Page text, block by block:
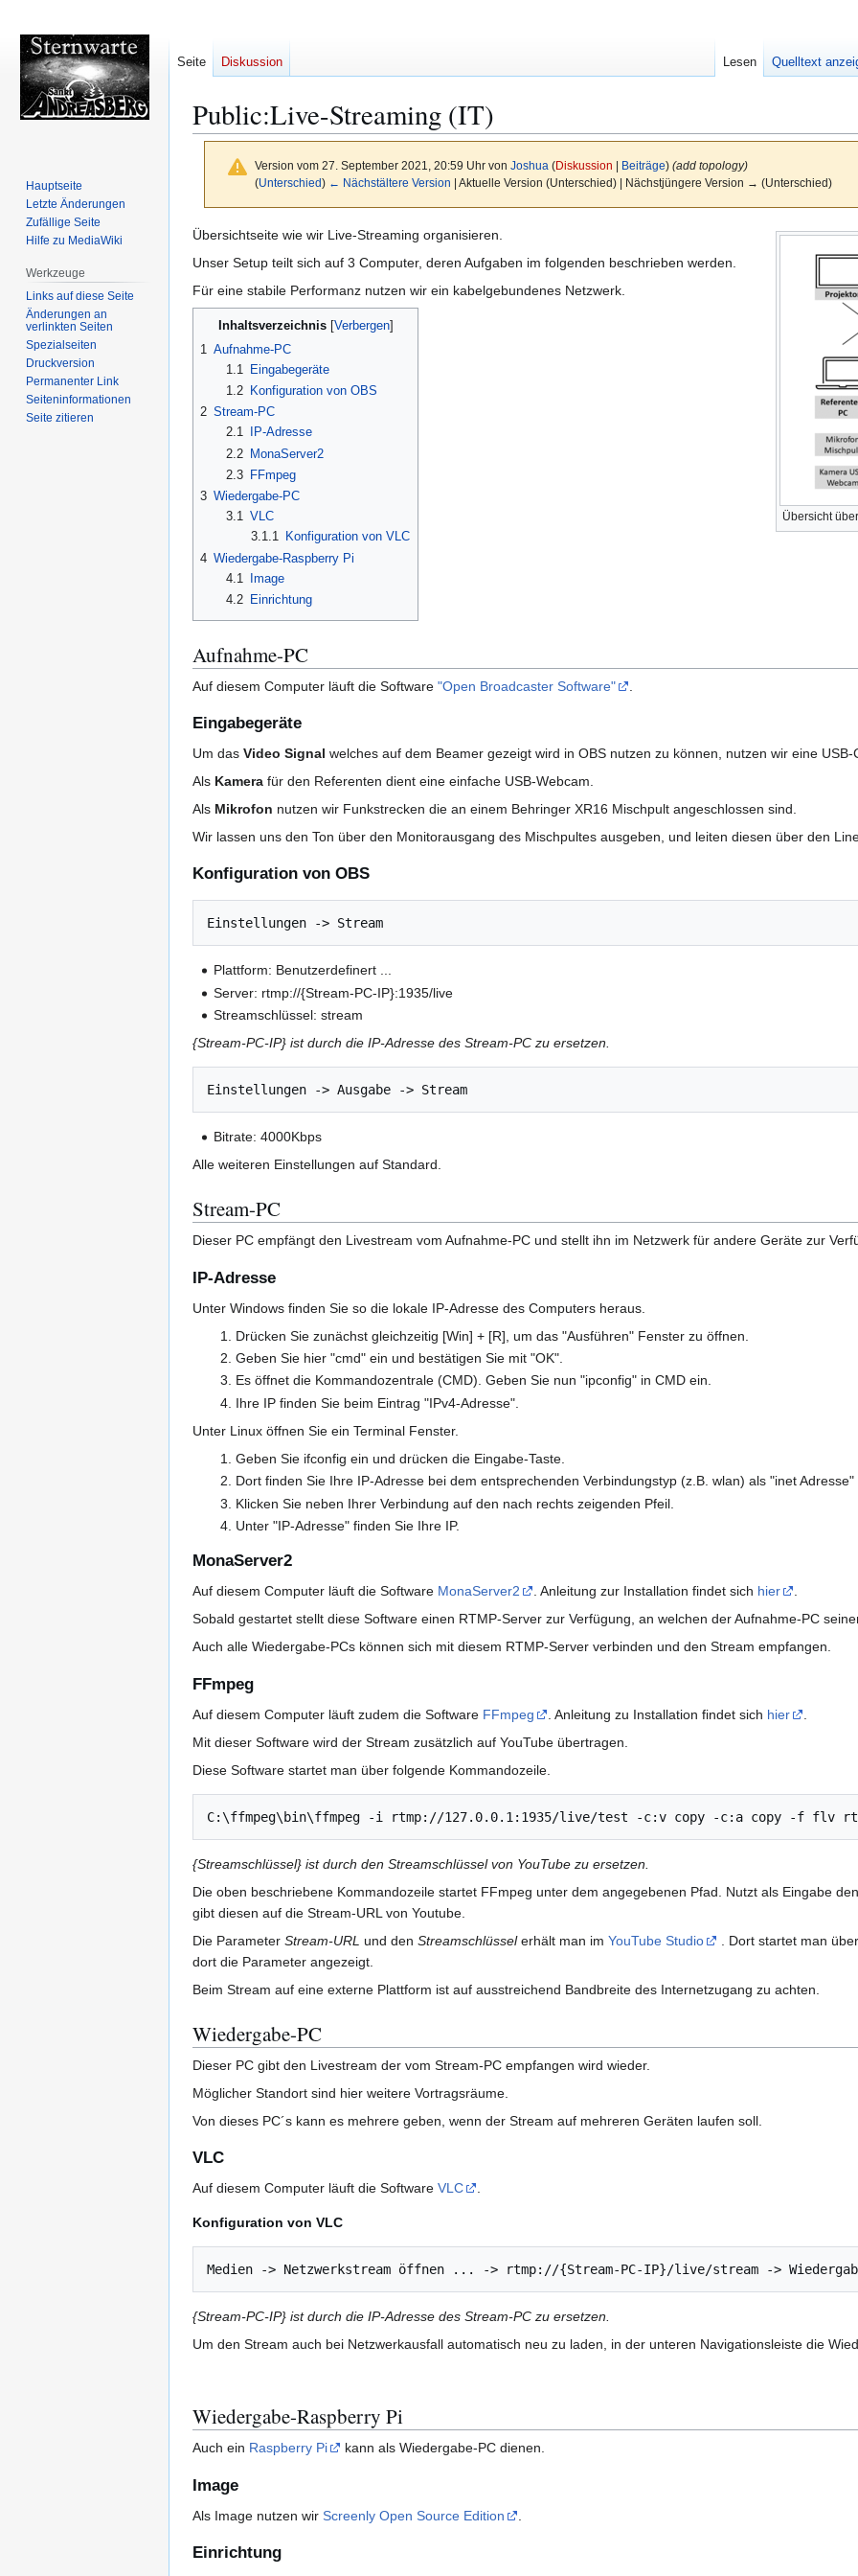
Public:Live-Streaming (IT)
Version vom 27. September 2021, 20:59 Uhr von Joshua (Diskussion Beiträge) (add topology)
(Unterschied) ← Nächstältere Version | Aktuelle Version (Unterschied) | Nächstjüngere Version → (Unterschied)
Zur
Navigation
Zur
Suche
Übersicht
Übersichtseite wie wir Live-Streaming organisieren.
Unser Setup teilt sich auf 3 Computer, deren Aufgaben im folgenden beschrieben werden.
Für eine stabile Performanz nutzen wir ein kabelgebundenes Netzwerk.
Inhaltsverzeichnis
1 Aufnahme-PC
1.1
Eingabegeräte
1.2
Konfiguration von OBS
2 Stream-PC
2.1
IP-Adresse
2.2 MonaServer2
2.3
FFmpeg
3 Wiedergabe-PC
3.1 VLC
3.1.1 Konfiguration von VLC
4 Wiedergabe-Raspberry Pi
4.1
Image
4.2
Einrichtung
Aufnahme-PC
Auf diesem Computer läuft die Software "Open Broadcaster Software"
Eingabegeräte
Um das Video Signal welches auf dem Beamer gezeigt wird in OBS nutzen zu können, nutzen wir eine
Als Kamera für den Referenten dient eine einfache USB-Webcam.
Als Mikrofon nutzen wir Funkstrecken die an einem Behringer XR16 Mischpult angeschlossen sind.
Wir lassen uns den Ton über den Monitorausgang des Mischpultes ausgeben, und leiten diesen über den
Konfiguration von OBS
Plattform: Benutzerdefinert ...
Server: rtmp://{Stream-PC-IP}:1935/live
Streamschlüssel: stream
{Stream-PC-IP} ist durch die IP-Adresse des Stream-PC zu ersetzen.
Bitrate: 4000Kbps
Alle weiteren Einstellungen auf Standard.
Stream-PC
Dieser PC empfängt den Livestream vom Aufnahme-PC und stellt ihn im Netzwerk für andere Geräte zur
IP-Adresse
Unter Windows finden Sie so die lokale IP-Adresse des Computers heraus.
Drücken Sie zunächst gleichzeitig [Win] + [R], um das "Ausführen" Fenster zu öffnen.
Geben Sie hier "cmd" ein und bestätigen Sie mit "OK".
Es öffnet die Kommandozentrale (CMD). Geben Sie nun "ipconfig" in CMD ein.
Ihre IP finden Sie beim Eintrag "IPv4-Adresse".
Unter Linux öffnen Sie ein Terminal Fenster.
Geben Sie ifconfig ein und drücken die Eingabe-Taste.
Dort finden Sie Ihre IP-Adresse bei dem entsprechenden Verbindungstyp (z.B. wlan) als "inet Adresse"
Klicken Sie neben Ihrer Verbindung auf den nach rechts zeigenden Pfeil.
Unter "IP-Adresse" finden Sie Ihre IP.
MonaServer2
Auf diesem Computer läuft die Software MonaServer2 . Anleitung zur Installation findet sich hier
.
Sobald gestartet stellt diese Software einen RTMP-Server zur Verfügung, an welchen der Aufnahme-PC
Auch alle Wiedergabe-PCs können sich mit diesem RTMP-Server verbinden und den Stream empfangen.
FFmpeg
Auf diesem Computer läuft zudem die Software FFmpeg . Anleitung zu Installation findet sich hier
Mit dieser Software wird der Stream zusätzlich auf YouTube übertragen.
Diese Software startet man über folgende Kommandozeile.
{Streamschlüssel} ist durch den Streamschlüssel von YouTube zu ersetzen.
Die oben beschriebene Kommandozeile startet FFmpeg unter dem angegebenen Pfad. Nutzt als Eingabe
gibt diesen auf die Stream-URL von Youtube.
Die Parameter Stream-URL und den Streamschlüsselerhält man im YouTube Studio
. Dort startet man
dort die Parameter angezeigt.
Beim Stream auf eine externe Plattform ist auf ausstreichend Bandbreite des Internetzugang zu achten.
Wiedergabe-PC
Dieser PC gibt den Livestream der vom Stream-PC empfangen wird wieder.
Möglicher Standort sind hier weitere Vortragsräume.
Von dieses PC´s kann es mehrere geben, wenn der Stream auf mehreren Geräten laufen soll.
VLC
Auf diesem Computer läuft die Software VLC
Konfiguration von VLC
{Stream-PC-IP} ist durch die IP-Adresse des Stream-PC zu ersetzen.
Um den Stream auch bei Netzwerkausfall automatisch neu zu laden, in der unteren Navigationsleiste die
Wiedergabe-Raspberry Pi
Auch ein Raspberry Pi kann als Wiedergabe-PC dienen.
Image
Als Image nutzen wir Screenly Open Source Edition
Einrichtung
Seite Diskussion Lesen Quelltext
Hauptseite
Letzte Änderungen
Zufällige Seite
Hilfe zu MediaWiki
Werkzeuge
Links auf diese Seite
Änderungen an
verlinkten Seiten
Spezialseiten
Druckversion
Permanenter Link
Seiten­­informationen
Seite zitieren